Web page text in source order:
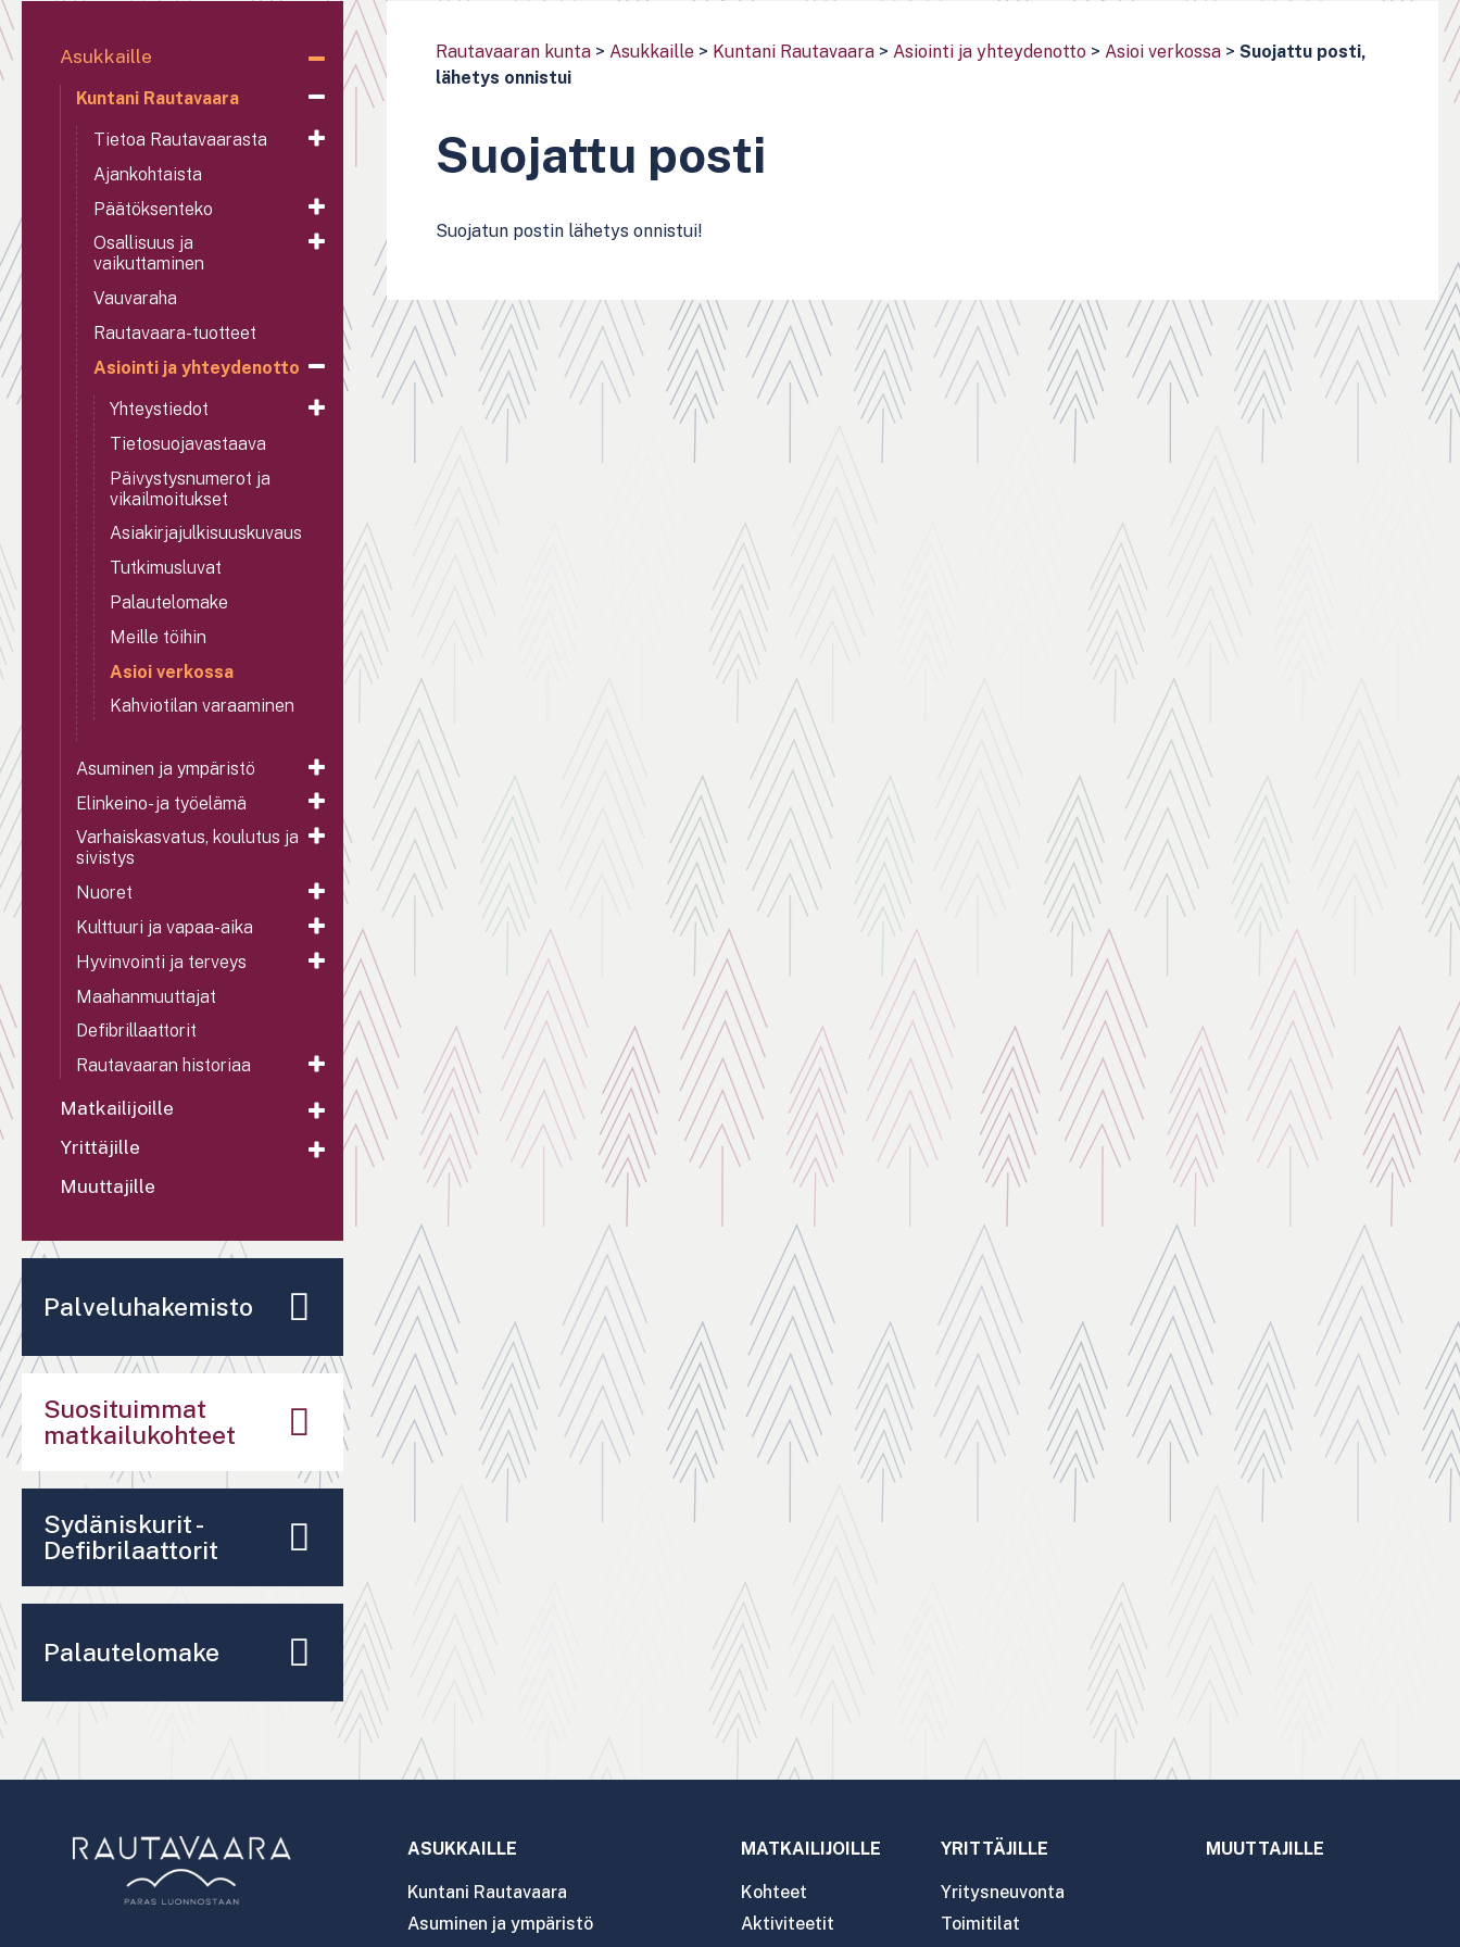
Rautavaaran kunta > Asukkaille > Kuntani Rautavaara > Asiointi ja yhteydenotto > Asioi verkossa > Suojattu posti,
lähetys onnistui
Suojattu posti
Suojatun postin lähetys onnistui!
Asukkaille
Kuntani Rautavaara
Tietoa Rautavaarasta
Ajankohtaista
Päätöksenteko
Osallisuus ja
vaikuttaminen
Vauvaraha
Rautavaara-tuotteet
Asiointi ja yhteydenotto
Yhteystiedot
Tietosuojavastaava
Päivystysnumerot ja
vikailmoitukset
Asiakirjajulkisuuskuvaus
Tutkimusluvat
Palautelomake
Meille töihin
Asioi verkossa
Kahviotilan varaaminen
Asuminen ja ympäristö
Elinkeino- ja työelämä
Varhaiskasvatus, koulutus ja
sivistys
Nuoret
Kulttuuri ja vapaa-aika
Hyvinvointi ja terveys
Maahanmuuttajat
Defibrillaattorit
Rautavaaran historiaa
Matkailijoille
Yrittäjille
Muuttajille
Palveluhakemisto
Suosituimmat
matkailukohteet
Sydäniskurit -
Defibrilaattorit
Palautelomake
ASUKKAILLE
Kuntani Rautavaara
Asuminen ja ympäristö
MATKAILIJOILLE
Kohteet
Aktiviteetit
YRITTÄJILLE
Yritysneuvonta
Toimitilat
MUUTTAJILLE